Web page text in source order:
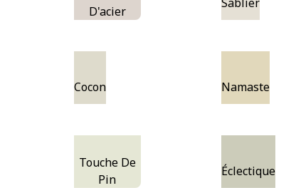
D'acier
Cocon Namaste
Touche De
Pin
Éclectique